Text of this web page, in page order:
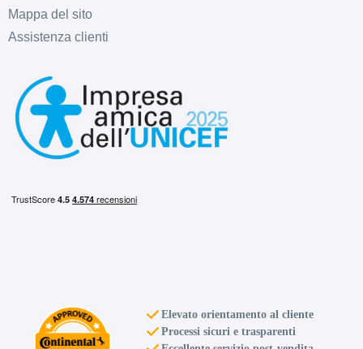
Mappa del sito
Assistenza clienti
Elevato orientamento al cliente
Processi sicuri e trasparenti